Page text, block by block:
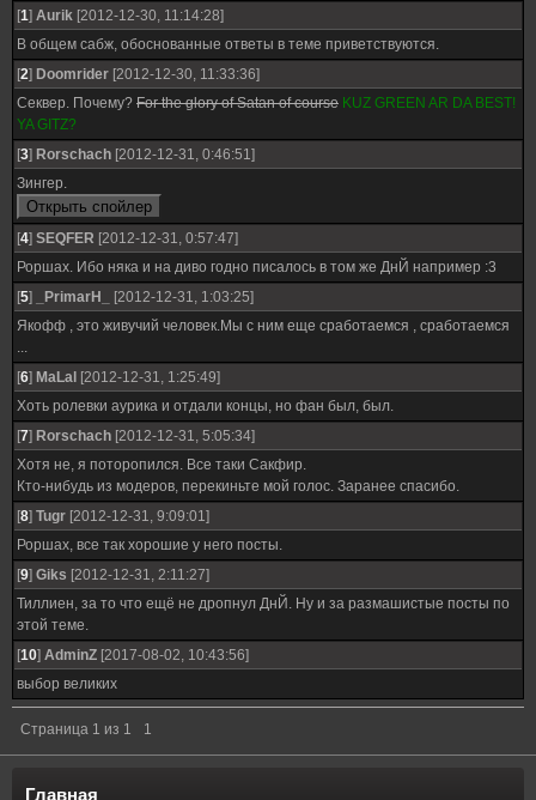
[1] Aurik [2012-12-30, 11:14:28]
В общем сабж, обоснованные ответы в теме приветствуются.
[2] Doomrider [2012-12-30, 11:33:36]
Секвер. Почему? For the glory of Satan of course KUZ GREEN AR DA BEST!
YA GITZ?
[3] Rorschach [2012-12-31, 0:46:51]
Зингер.
[4] SEQFER [2012-12-31, 0:57:47]
Роршах. Ибо няка и на диво годно писалось в том же ДнЙ например :3
[5] _PrimarH_
[2012-12-31, 1:03:25]
Якофф , это живучий человек.Мы с ним еще сработаемся , сработаемся
...
[6] MaLal [2012-12-31, 1:25:49]
Хоть ролевки аурика и отдали концы, но фан был, был.
[7] Rorschach [2012-12-31, 5:05:34]
Хотя не, я поторопился. Все таки Сакфир.
Кто-нибудь из модеров, перекиньте мой голос. Заранее спасибо.
[8] Tugr [2012-12-31, 9:09:01]
Роршах, все так хорошие у него посты.
[9] Giks [2012-12-31, 2:11:27]
Тиллиен, за то что ещё не дропнул ДнЙ. Ну и за размашистые посты по
этой теме.
[10] AdminZ [2017-08-02, 10:43:56]
выбор великих
Страница 1 из 1 1
Главная